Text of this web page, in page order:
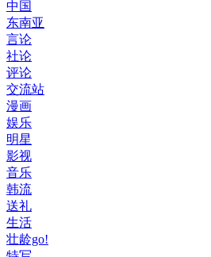
中国
东南亚
言论
社论
评论
交流站
漫画
娱乐
明星
影视
音乐
韩流
送礼
生活
壮龄go!